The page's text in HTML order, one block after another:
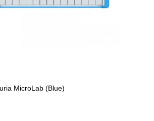
MicroLab (Blue)